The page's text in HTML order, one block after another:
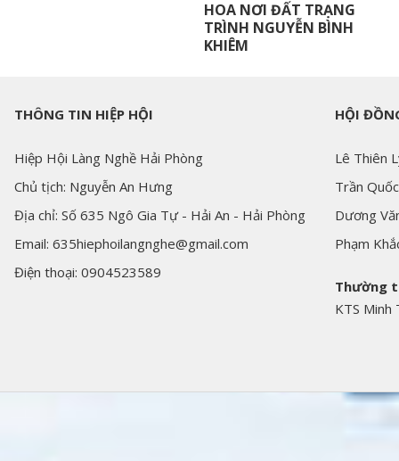
HOA NƠI ĐẤT TRẠNG
TRÌNH NGUYỄN BÌNH
KHIÊM
THÔNG TIN HIỆP HỘI
Hiệp Hội Làng Nghề Hải Phòng
Chủ tịch: Nguyễn An Hưng
Địa chỉ: Số 635 Ngô Gia Tự - Hải An - Hải Phòng
Email: 635hiephoilangnghe@gmail.com
Điện thoại: 0904523589
HỘI
Lê Thiên
Trần
Dương
Phạm
Thường
KTS Minh